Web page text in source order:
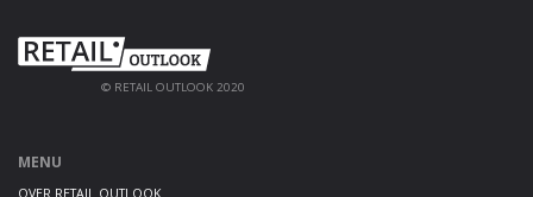
© RETAIL OUTLOOK 2020
MENU
OVER RETAIL OUTLOOK